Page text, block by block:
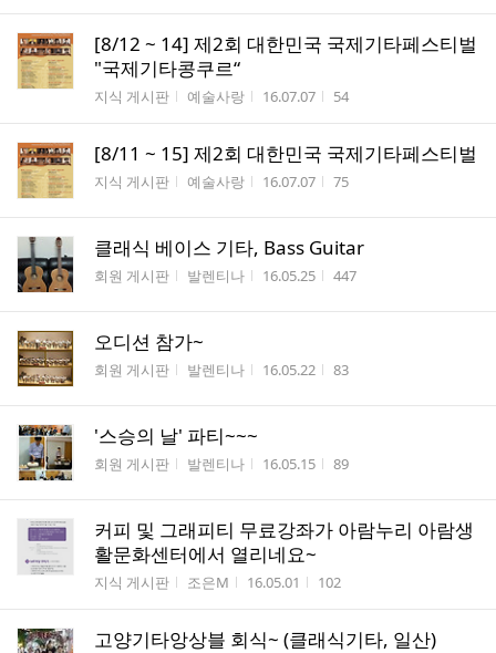
[8/12 ~ 14] 제2회 대한민국 국제기타페스티벌
"국제기타콩쿠르“
게시판명
지식 게시판 작성자
예술사랑 작성시간
16.07.07 조회수
54
[8/11 ~ 15] 제2회 대한민국 국제기타페스티벌
게시판명
지식 게시판 작성자
예술사랑 작성시간
16.07.07 조회수
75
클래식 베이스 기타, Bass Guitar
게시판명
회원 게시판 작성자
발렌티나 작성시간
16.05.25 조회수
447
오디션 참가~
게시판명
회원 게시판 작성자
발렌티나 작성시간
16.05.22 조회수
83
'스승의 날' 파티~~~
게시판명
회원 게시판 작성자
발렌티나 작성시간
16.05.15 조회수
89
커피 및 그래피티 무료강좌가 아람누리 아람생
활문화센터에서 열리네요~
게시판명
지식 게시판 작성자
조은M 작성시간
16.05.01 조회수
102
고양기타앙상블 회식~ (클래식기타, 일산)